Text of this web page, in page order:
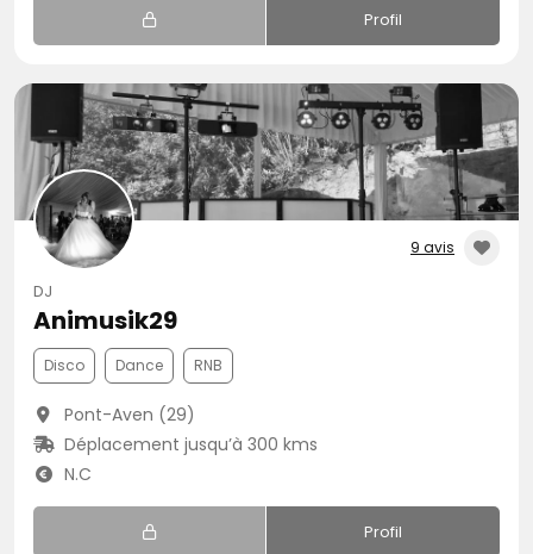
Profil
9 avis
DJ
Animusik29
Disco Dance RNB
Pont-Aven (29)
Déplacement jusqu’à 300 kms
N.C
Profil